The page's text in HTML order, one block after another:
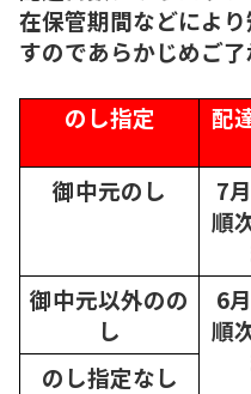
在保管期間などによ
すのであらかじめご了
のし指定
配
御中元のし
7
順
御中元以外のの
し
6
順
のし指定なし